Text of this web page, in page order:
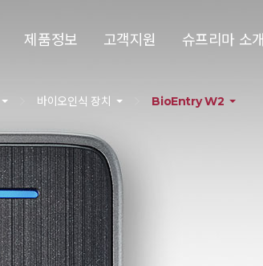
제품정보 고객지원 슈프리마 소개
바이오인식 장치 BioEntry W2